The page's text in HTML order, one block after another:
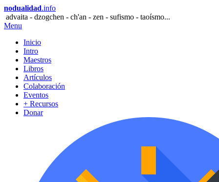
nodualidad.info
advaita - dzogchen - ch'an - zen - sufismo - taoísmo...
Menu
Inicio
Intro
Maestros
Libros
Artículos
Colaboración
Eventos
+ Recursos
Donar